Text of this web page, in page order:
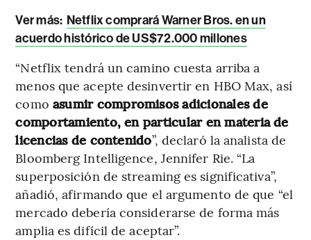
Ver más: Netflix comprará Warner Bros. en un
acuerdo histórico de US$72.000 millones
“Netflix tendrá un camino cuesta arriba a
menos que acepte desinvertir en HBO Max, así
como asumir compromisos adicionales de
comportamiento, en particular en materia de
licencias de contenido”, declaró la analista de
Bloomberg Intelligence, Jennifer Rie. “La
superposición de streaming es significativa”,
añadió, afirmando que el argumento de que “el
mercado debería considerarse de forma más
amplia es difícil de aceptar”.